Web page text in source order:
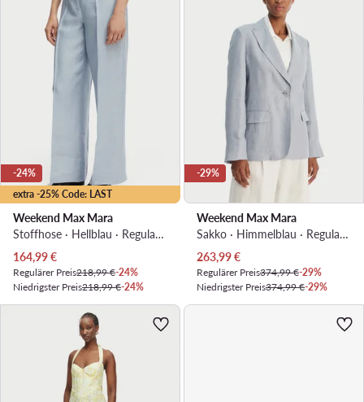
extra -25% Code: LAST
-24%
Weekend Max Mara
Stoffhose · Hellblau · Regular Fit
Aktueller Preis
164,99€
Regulärer Preis218,99 €-24%
Niedrigster Preis218,99 €-24%
-29%
Weekend Max Mara
Sakko · Himmelblau · Regular Fit
Aktueller Preis
263,99€
Regulärer Preis374,99 €-29%
Niedrigster Preis374,99 €-29%